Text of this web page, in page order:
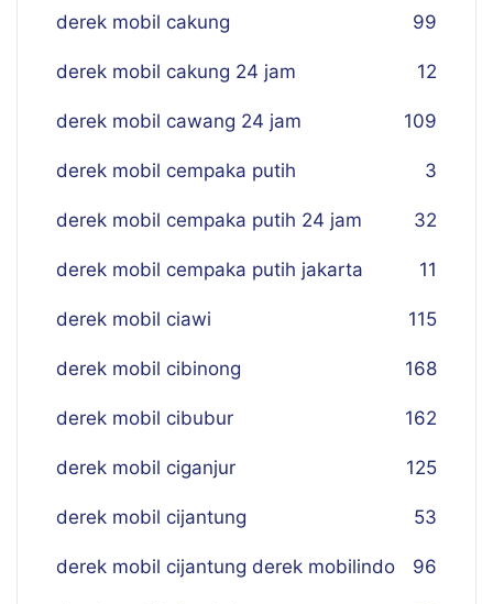
derek mobil cakung 99
derek mobil cakung 24 jam 12
derek mobil cawang 24 jam 109
derek mobil cempaka putih 3
derek mobil cempaka putih 24 jam 32
derek mobil cempaka putih jakarta 11
derek mobil ciawi 115
derek mobil cibinong 168
derek mobil cibubur 162
derek mobil ciganjur 125
derek mobil cijantung 53
derek mobil cijantung derek mobilindo 96